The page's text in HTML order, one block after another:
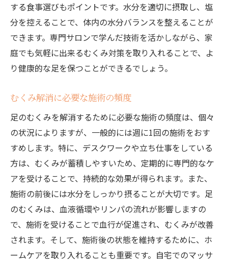
する食事選びもポイントです。水分を適切に摂取し、塩
分を控えることで、体内の水分バランスを整えることが
できます。専門サロンで学んだ技術を活かしながら、家
庭でも気軽に出来るむくみ対策を取り入れることで、よ
り健康的な足を保つことができるでしょう。
むくみ解消に必要な施術の頻度
足のむくみを解消するために必要な施術の頻度は、個々
の状況によりますが、一般的には週に1回の施術をおす
すめします。特に、デスクワークや立ち仕事をしている
方は、むくみが蓄積しやすいため、定期的に専門的なケ
アを受けることで、持続的な効果が得られます。また、
施術の前後には水分をしっかり摂ることが大切です。足
のむくみは、血液循環やリンパの流れが影響しますの
で、施術を受けることで血行が促進され、むくみが改善
されます。そして、施術後の状態を維持するために、ホ
ームケアを取り入れることも重要です。自宅でのマッサ